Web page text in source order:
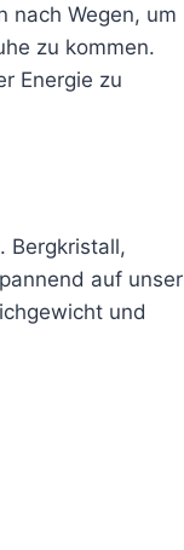
nach Wegen, um
zu kommen.
Energie zu
Bergkristall,
auf unser
und